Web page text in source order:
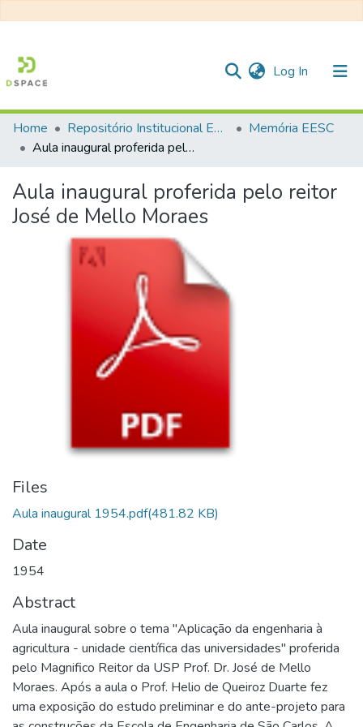
Log In (current)
Communities & Collections
Statistics
Home Repositório Institucional EESC
Memória EESC
Aula inaugural proferida pelo reitor José de Mello Moraes
Aula inaugural proferida pelo reitor
José de Mello Moraes
Files
Aula inaugural 1954.pdf(481.82 KB)
Date
1954
Abstract
Aula inaugural sobre o tema "Aplicação da engenharia à
agricultura - unidade científica das universidades" proferida
pelo Magnifico Reitor da USP Prof. Dr. José de Mello
Moraes. Após a aula o Prof. Helio de Queiroz Duarte fez
uma exposição do estudo preliminar e do ante-projeto para